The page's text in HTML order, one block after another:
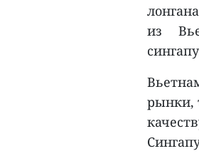
из
рынки,